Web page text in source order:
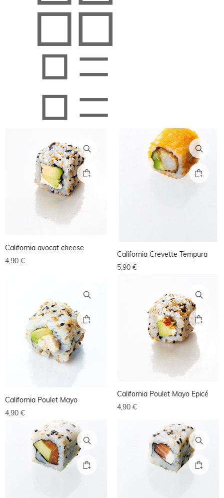
California avocat cheese
4,90 €
California Crevette Tempura
5,90 €
California Poulet Mayo
4,90 €
California Poulet Mayo Epicé
4,90 €